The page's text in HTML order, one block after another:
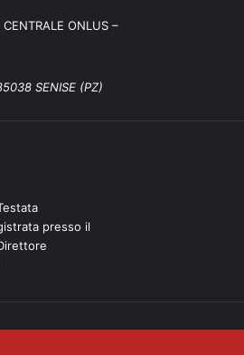
CENTRALE ONLUS –
SENISE (PZ)
presso il